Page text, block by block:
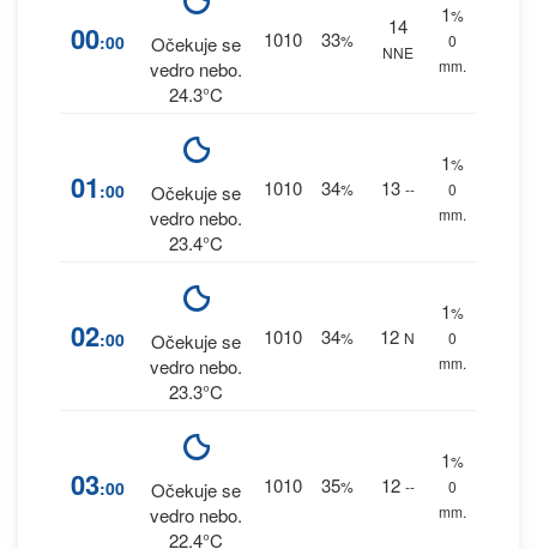
00:00
Očekuje se
vedro nebo.
24.3°C
1010 33%
14
NNE
1%
0
mm.
01 :00
Očekuje se
vedro nebo.
23.4°C
1010 34% 13 --
1%
0
mm.
02:00
Očekuje se
vedro nebo.
23.3°C
1010 34% 12 N
1%
0
mm.
03:00
Očekuje se
vedro nebo.
22.4°C
1010 35% 12 --
1%
0
mm.